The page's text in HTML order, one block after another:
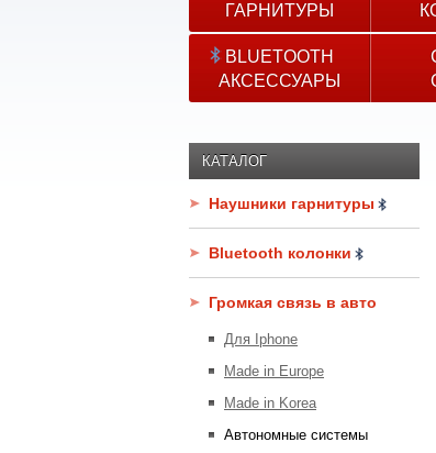
ГАРНИТУРЫ
BLUETOOTH
АКСЕССУАРЫ
КАТАЛОГ
Наушники гарнитуры
Bluetooth колонки
Громкая связь в авто
Для Iphone
Made in Europe
Made in Korea
Автономные системы